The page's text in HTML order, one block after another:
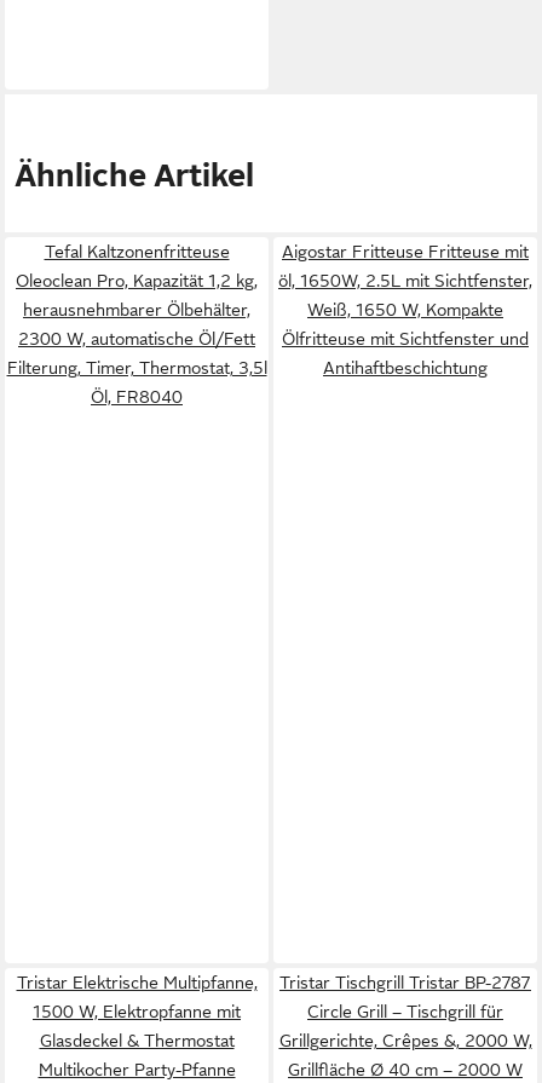
Ähnliche Artikel
Tefal Kaltzonenfritteuse
Oleoclean Pro, Kapazität 1,2 kg,
herausnehmbarer Ölbehälter,
2300 W, automatische Öl/Fett
Filterung, Timer, Thermostat, 3,5l
Öl, FR8040
Aigostar Fritteuse Fritteuse mit
öl, 1650W, 2.5L mit Sichtfenster,
Weiß, 1650 W, Kompakte
Ölfritteuse mit Sichtfenster und
Antihaftbeschichtung
Tristar Elektrische Multipfanne,
1500 W, Elektropfanne mit
Glasdeckel & Thermostat
Multikocher Party-Pfanne
Tristar Tischgrill Tristar BP-2787
Circle Grill – Tischgrill für
Grillgerichte, Crêpes &, 2000 W,
Grillfläche Ø 40 cm – 2000 W